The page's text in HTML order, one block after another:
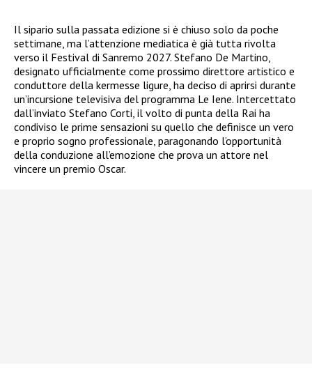
Il sipario sulla passata edizione si è chiuso solo da poche
settimane, ma l’attenzione mediatica è già tutta rivolta
verso il Festival di Sanremo 2027. Stefano De Martino,
designato ufficialmente come prossimo direttore artistico e
conduttore della kermesse ligure, ha deciso di aprirsi durante
un’incursione televisiva del programma Le Iene. Intercettato
dall’inviato Stefano Corti, il volto di punta della Rai ha
condiviso le prime sensazioni su quello che definisce un vero
e proprio sogno professionale, paragonando l’opportunità
della conduzione all’emozione che prova un attore nel
vincere un premio Oscar.